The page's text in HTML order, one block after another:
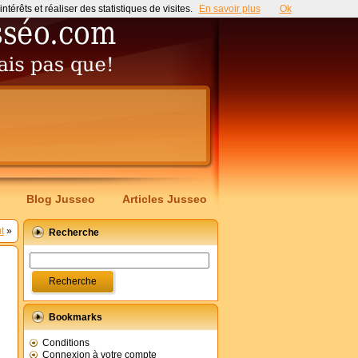
Blog Jusseo Articles Jusseo
» Recherche
Bookmarks
Conditions
Connexion à votre compte
et réaliser des statistiques de visites. En savoir plus Ok